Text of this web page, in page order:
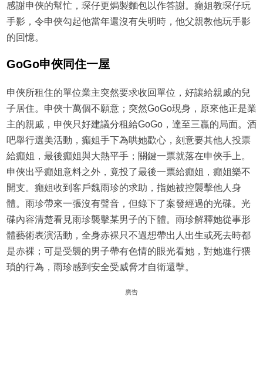
感謝申俠的幫忙，琛仔更焗製麵包以作答謝。癲姐教琛仔玩
手影，令申俠勾起他當年還沒有失明時，他父親教他玩手影
的回憶。
GoGo申俠同住一屋
申俠所租住的單位業主突然要求收回單位，好讓給親戚的兒
子居住。申俠十萬個不願意；突然GoGo現身，原來他正是業
主的親戚，申俠只好建議分租給GoGo，達至三贏的局面。酒
吧舉行選美活動，癲姐手下為哄她歡心，刻意要其他人投票
給癲姐，最後癲姐與大熱平手；關鍵一票就落在申俠手上。
申俠出乎癲姐意料之外，竟投了最後一票給癲姐，癲姐樂不
開支。癲姐收到客戶魏雨珍的求助，指她被控襲擊他人身
體。雨珍帶來一張沒有聲音，但錄下了案發經過的光碟。光
碟內容清楚看見雨珍襲擊某男子的下體。雨珍解釋她從事形
體藝術表演活動，全身赤裸只不過想帶出人出生或死去時都
是赤裸；可是受襲的男子帶有色情的眼光看她，對她進行猥
瑣的行為，雨珍感到安全受威脅才自衛還擊。
廣告